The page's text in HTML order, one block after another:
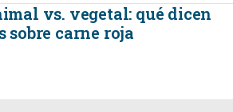
vs. vegetal: qué dicen
sobre carne roja